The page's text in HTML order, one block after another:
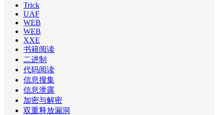
Trick
UAF
WEB
WEB
XXE
书籍阅读
二进制
代码阅读
信息搜集
信息泄露
加密与解密
双重释放漏洞